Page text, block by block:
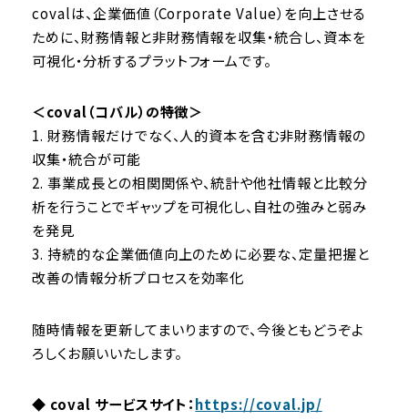
covalは、企業価値（Corporate Value）を向上させる
ために、財務情報と非財務情報を収集・統合し、資本を
可視化・分析するプラットフォームです。
＜coval（コバル）の特徴＞
1. 財務情報だけでなく、人的資本を含む非財務情報の
収集・統合が可能
2. 事業成長との相関関係や、統計や他社情報と比較分
析を行うことでギャップを可視化し、自社の強みと弱み
を発見
3. 持続的な企業価値向上のために必要な、定量把握と
改善の情報分析プロセスを効率化
随時情報を更新してまいりますので、今後ともどうぞよ
ろしくお願いいたします。
◆ coval サービスサイト：https://coval.jp/